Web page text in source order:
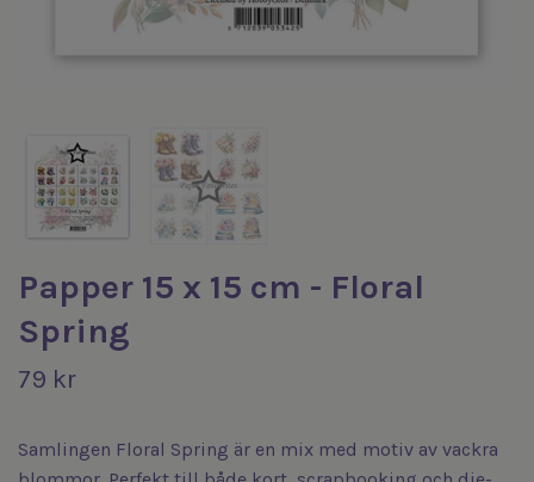
Papper 15 x 15 cm - Floral
Spring
79 kr
Samlingen Floral Spring är en mix med motiv av vackra